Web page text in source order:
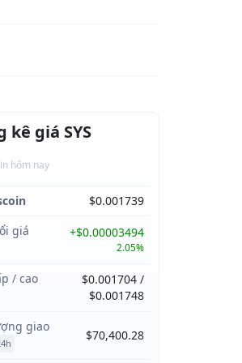
kê giá SYS
hôm nay
$0.001739
giá
+$0.00003494
2.05%
/ cao
$0.001704 /
$0.001748
giao
$70,400.28